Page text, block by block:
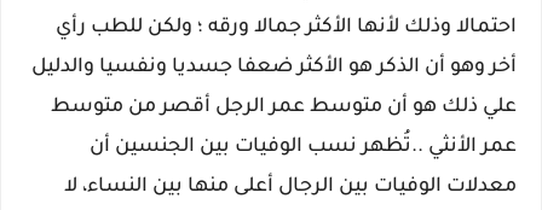
احتمالا وذلك لأنها الأكثر جمالا ورقه ؛ ولكن للطب رأي
أخر وهو أن الذكر هو الأكثر ضعفا جسديا ونفسيا والدليل
علي ذلك هو أن متوسط عمر الرجل أقصر من متوسط
عمر الأنثي ..تُظهر نسب الوفيات بين الجنسين أن
معدلات الوفيات بين الرجال أعلى منها بين النساء، لا